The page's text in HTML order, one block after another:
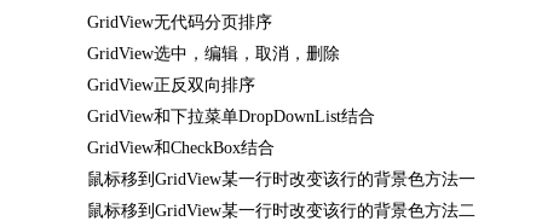
GridView无代码分页排序
GridView选中，编辑，取消，删除
GridView正反双向排序
GridView和下拉菜单DropDownList结合
GridView和CheckBox结合
鼠标移到GridView某一行时改变该行的背景色方法一
鼠标移到GridView某一行时改变该行的背景色方法二